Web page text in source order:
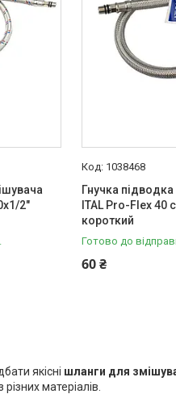
2"
1038468
Гнучка
ITAL Pro-Flex 40
короткий
Готово до
60 ₴
якісні шланги для
різних матеріалів.